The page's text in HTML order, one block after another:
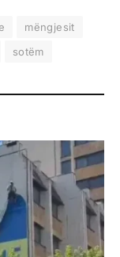
mëngjesit
sotëm